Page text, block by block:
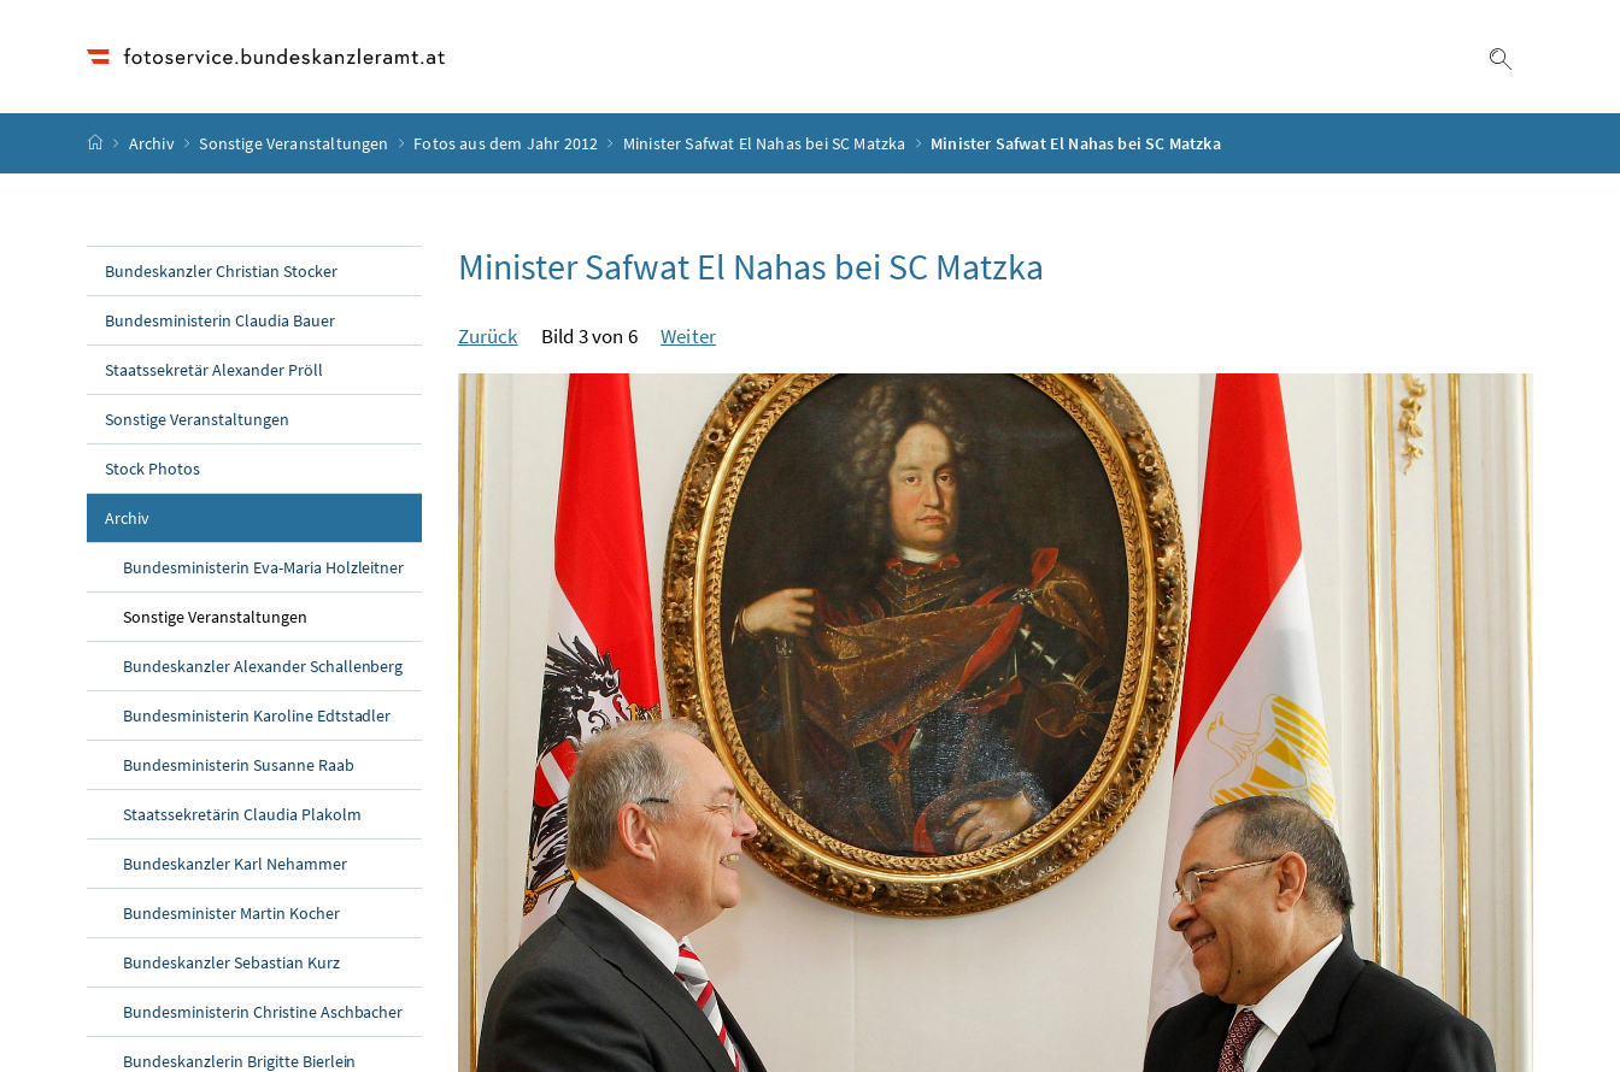
Startseite
Archiv Sonstige Veranstaltungen Fotos aus dem Jahr 2012 Minister Safwat El Nahas bei SC Matzka Minister Safwat El Nahas bei SC Matzka
Bundeskanzler Christian Stocker
Bundesministerin Claudia Bauer
Staatssekretär Alexander Pröll
Sonstige Veranstaltungen
Stock Photos
Archiv
Bundesministerin Eva-Maria Holzleitner
Sonstige Veranstaltungen
Bundeskanzler Alexander Schallenberg
Bundesministerin Karoline Edtstadler
Bundesministerin Susanne Raab
Staatssekretärin Claudia Plakolm
Bundeskanzler Karl Nehammer
Bundesminister Martin Kocher
Bundeskanzler Sebastian Kurz
Bundesministerin Christine Aschbacher
Bundeskanzlerin Brigitte Bierlein
Minister Safwat El Nahas bei SC Matzka
Zurück Bild 3 von 6 Weiter